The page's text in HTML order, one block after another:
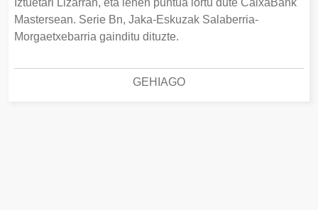
Mastersean. Serie Bn, Jaka-Eskuzak Salaberria-
Morgaetxebarria gainditu dituzte.
GEHIAGO